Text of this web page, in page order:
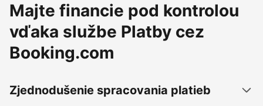
Majte financie pod kontrolou
vďaka službe Platby cez
Booking.com
Zjednodušenie spracovania platieb